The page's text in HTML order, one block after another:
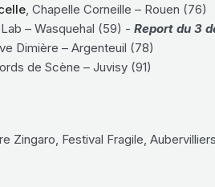
, Chapelle Corneille – Rouen (76)
– Wasquehal (59) -Report du 3
Dimière – Argenteuil (78)
de Scène – Juvisy (91)
Zingaro, Festival Fragile,